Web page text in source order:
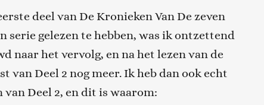
deel van De Kronieken Van De zeven
serie gelezen te hebben, was ik ontzettend
naar het vervolg, en na het lezen van de
van Deel 2 nog meer. Ik heb dan ook echt
van Deel 2, en dit is waarom: